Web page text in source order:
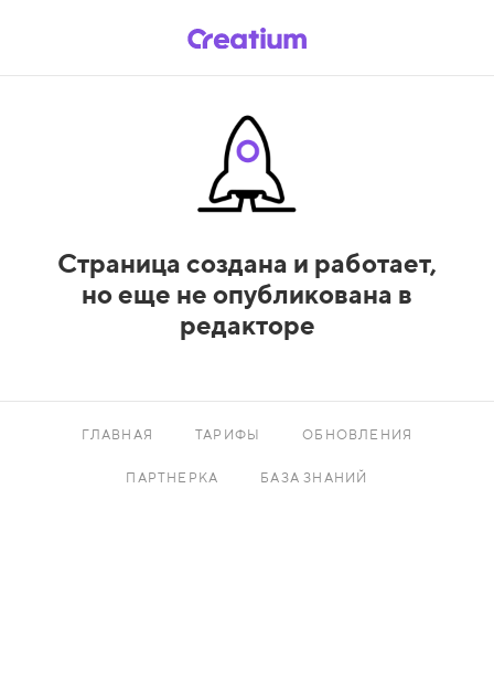
Страница создана и работает,
но еще не опубликована в
редакторе
ГЛАВНАЯ ТАРИФЫ ОБНОВЛЕНИЯ
ПАРТНЕРКА БАЗА ЗНАНИЙ